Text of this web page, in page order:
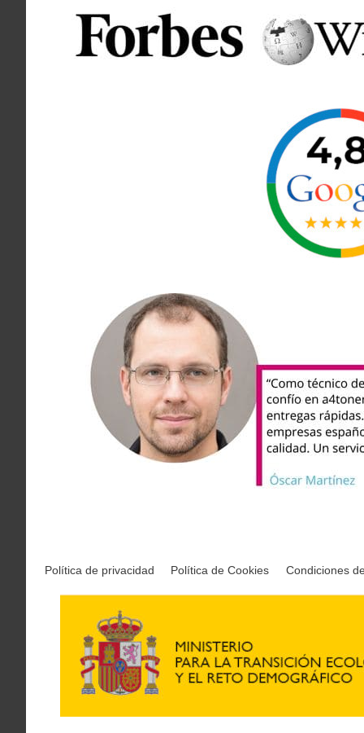
Política de privacidad Política de Cookies Condiciones